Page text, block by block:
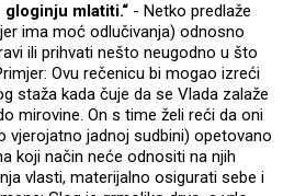
mlatiti.“ - Netko predlaže
ima moć odlučivanja) odnosno
ili prihvati nešto neugodno u što
Ovu rečenicu bi mogao izreći
staža kada čuje da se Vlada zalaže
mirovine. On s time želi reći da oni
vjerojatno jadnoj sudbini) opetovano
koji način neće odnositi na njih
vlasti, materijalno osigurati sebe i